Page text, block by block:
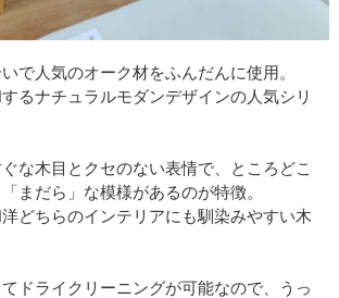
で人気のオーク材をふんだんに使用。
るナチュラルモダンデザインの人気シリ
な木目とクセのない表情で、ところどこ
まだら」な模様があるのが特徴。
どちらのインテリアにも馴染みやすい木
ドライクリーニングが可能なので、うっ